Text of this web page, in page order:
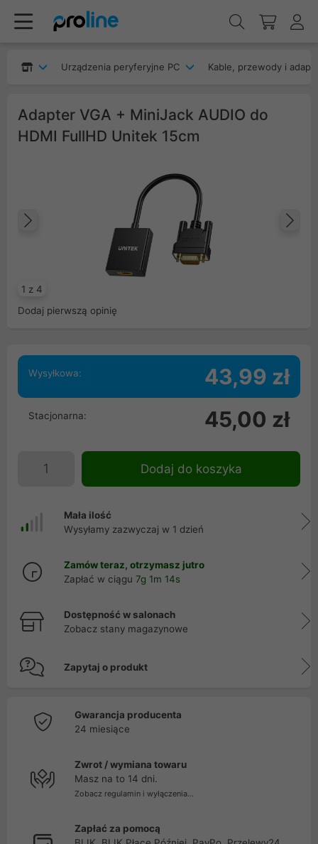
Urządzenia peryferyjne PC Kable, przewody i
Adapter VGA + MiniJack AUDIO do
HDMI FullHD Unitek 15cm
1 z 4
Poprzedni
Dodaj pierwszą opinię
Wysyłkowa: 43,99 zł
Stacjonarna: 45,00 zł
Dodaj do koszyka
Mała ilość
Wysyłamy zazwyczaj w 1 dzień
Zamów teraz, otrzymasz jutro
Zapłać w ciągu 7g 1m 13s
Dostępność w salonach
Zobacz stany magazynowe
Zapytaj o produkt
Gwarancja producenta
24 miesiące
Zwrot / wymiana towaru
Masz na to 14 dni.
Zobacz regulamin i wyłączenia...
Zapłać za pomocą